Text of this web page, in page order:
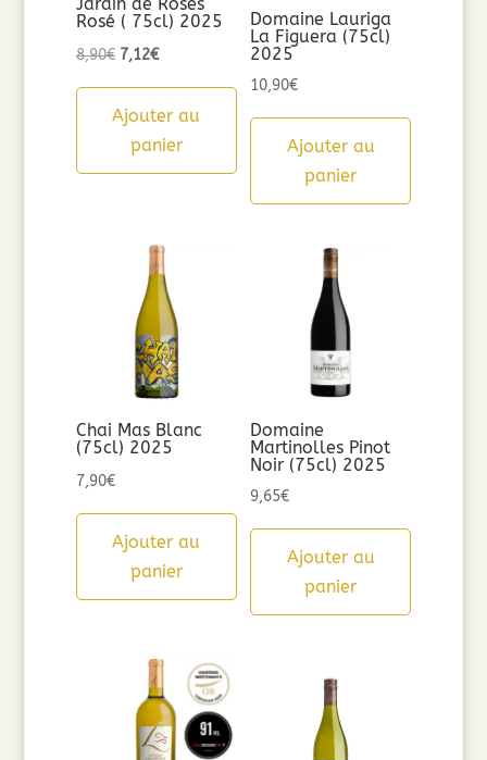
Rosé ( 75cl) 2025
8,90€ Le
initial
était :
7,12€Le
actuel
est :
Ajouter au
panier
Domaine Lauriga
La Figuera (75cl)
2025
10,90€
Ajouter au
panier
Chai Mas Blanc
(75cl) 2025
7,90€
Ajouter au
panier
Domaine
Martinolles Pinot
Noir (75cl) 2025
9,65€
Ajouter au
panier